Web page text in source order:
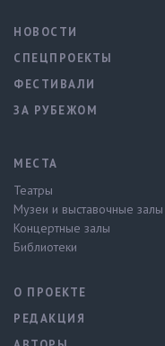
НОВОСТИ
СПЕЦПРОЕКТЫ
ФЕСТИВАЛИ
ЗА РУБЕЖОМ
МЕСТА
Театры
Музеи и выставочные залы
Концертные залы
Библиотеки
О ПРОЕКТЕ
РЕДАКЦИЯ